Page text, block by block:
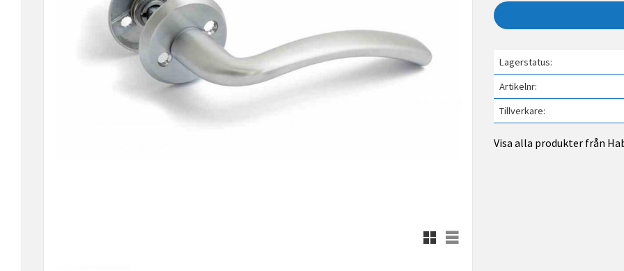
Rutnätsvy
Listvy
Lagerstatus
Artikelnr
Tillverkare
Visa alla produkter från